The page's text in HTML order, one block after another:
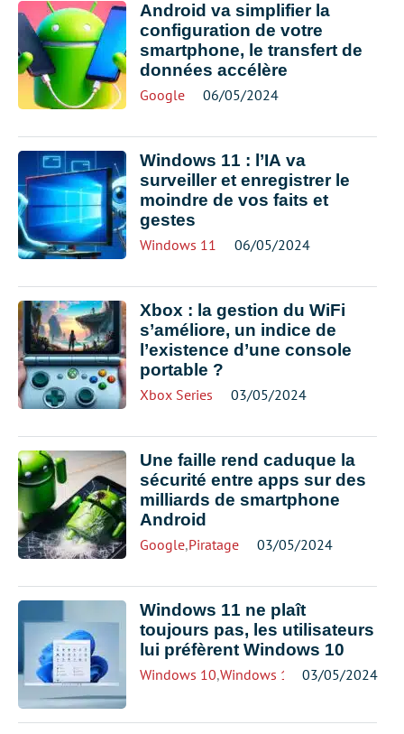
Android va simplifier la
configuration de votre
smartphone, le transfert de
données accélère
Google 06/05/2024
Windows 11 : l’IA va
surveiller et enregistrer le
moindre de vos faits et
gestes
Windows 11 06/05/2024
Xbox : la gestion du WiFi
s’améliore, un indice de
l’existence d’une console
portable ?
Xbox Series 03/05/2024
Une faille rend caduque la
sécurité entre apps sur des
milliards de smartphone
Android
Google,Piratage 03/05/2024
Windows 11 ne plaît
toujours pas, les utilisateurs
lui préfèrent Windows 10
Windows 10,Windows 11 03/05/2024